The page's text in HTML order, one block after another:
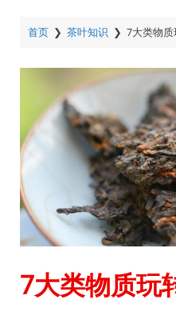
首页 ❯ 茶叶知识 ❯ 7大类物
7大类物质玩